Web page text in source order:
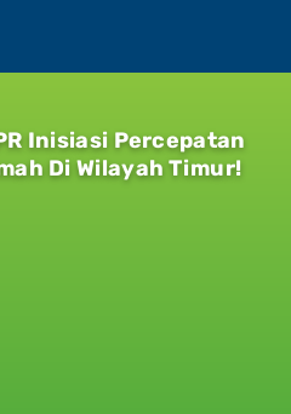
Inisiasi Percepatan
Di Wilayah Timur!